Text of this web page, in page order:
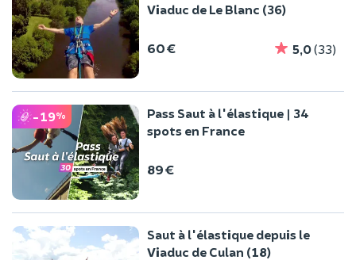
Viaduc de Le Blanc (36)
60 € 5,0(33)
-19%
Pass Saut à l'élastique | 34
spots en France
89 €
Saut à l'élastique depuis le
Viaduc de Culan (18)